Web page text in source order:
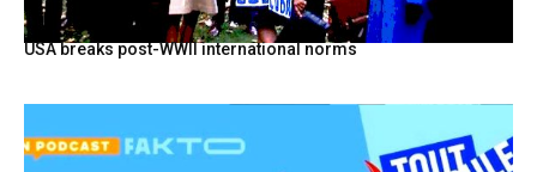
USA breaks post-WWII international norms